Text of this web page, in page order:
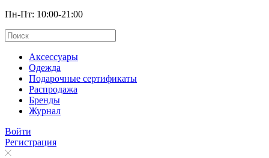
Пн-Пт: 10:00-21:00
Аксессуары
Одежда
Подарочные сертификаты
Распродажа
Бренды
Журнал
Войти
Регистрация